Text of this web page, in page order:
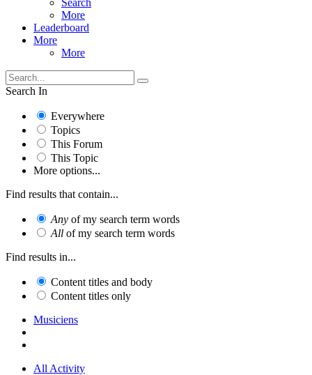
More
Leaderboard
More
More
Search In
Everywhere
Topics
This Forum
This Topic
More options...
Find results that contain...
Any of my search term words
All of my search term words
Find results in...
Content titles and body
Content titles only
Musiciens
All Activity